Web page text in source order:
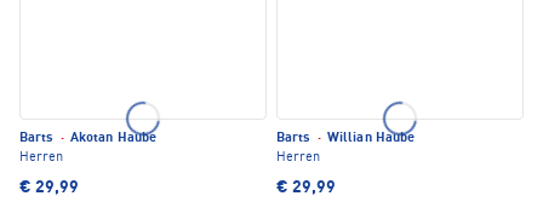
Barts · Akotan Haube
Herren
€ 29,99
Barts · Willian Haube
Herren
€ 29,99